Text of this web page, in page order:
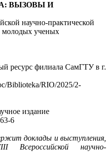
ВЫЗОВЫ И
научно-практической
молодых ученых
ресурс филиала СамГТУ в г.
Biblioteka/RIO/2025/2-
издание
6
доклады и выступления,
Всероссийской научно-